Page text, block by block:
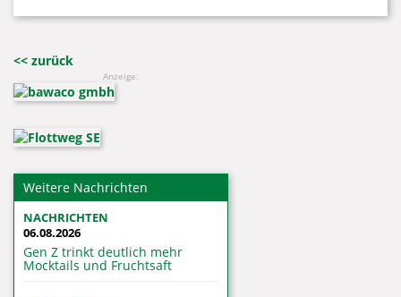
<< zurück
Anzeige:
Weitere Nachrichten
NACHRICHTEN
06.08.2026
Gen Z trinkt deutlich mehr
Mocktails und Fruchtsaft